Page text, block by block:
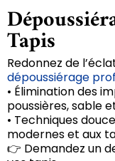
Tapis
Redonnez de
dépoussiérage
• Élimination des
poussières, sable
• Techniques
modernes et aux
👉 Demandez un